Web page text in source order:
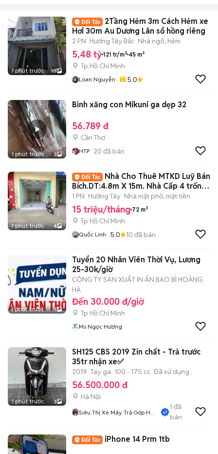
1 phút trước 10
2Tầng Hẻm 3m Cách Hẻm xe
Hơi 30m Au Dương Lân sổ hồng riêng
2 PN Hướng Tây Bắc Nhà ngõ, hẻm
5,48 tỷ 121 tr/m² 45 m²
Tp Hồ Chí Minh
Loan Nguyễn 5.0
1 phút trước 3
Bình xăng con Mikuni ga dẹp 32
56.789 đ
Cần Thơ
HTP 20 đã bán
1 phút trước 4
Nhà Cho Thuê MTKD Luỹ Bán
Bích.DT:4.8m X 15m. Nhà Cấp 4 trống
suốt
1 PN Hướng Tây Nhà mặt phố, mặt tiền
15 triệu/tháng 72 m²
Tp Hồ Chí Minh
Quốc Linh 5.0 10 đã bán
1 phút trước 1
Tuyển 20 Nhân Viên Thời Vụ, Lương
25-30k/giờ
CÔNG TY SẢN XUẤT IN ẤN BAO BÌ HOÀNG
HÀ
Đến 30.000 đ/giờ
Tp Hồ Chí Minh
Ms Ngọc Hương
1 phút trước 3
SH125 CBS 2019 Zin chất - Trả trước
35tr nhận xe✅
2019 Tay ga 100 - 175 cc Đã sử dụng
56.500.000 đ
Hà Nội
Siêu Thị Xe Máy Trả Góp Hà
1 đã
bán
iPhone 14 Prm 1tb